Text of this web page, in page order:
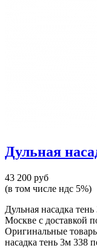
Дульная
43 200 руб
(в том числе ндс 5%)
Дульная насадка
Москве с доставкой
Оригинальные
насадка тень 3м 338